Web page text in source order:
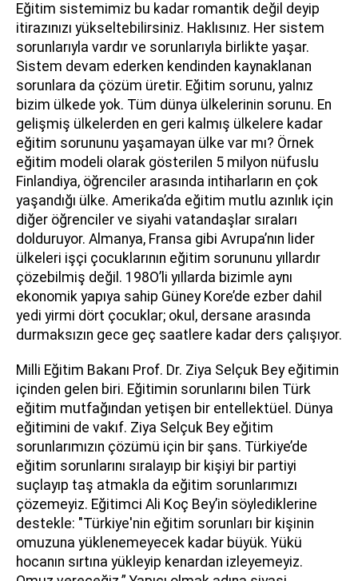
Eğitim sistemimiz bu kadar romantik değil deyip
itirazınızı yükseltebilirsiniz. Haklısınız. Her sistem
sorunlarıyla vardır ve sorunlarıyla birlikte yaşar.
Sistem devam ederken kendinden kaynaklanan
sorunlara da çözüm üretir. Eğitim sorunu, yalnız
bizim ülkede yok. Tüm dünya ülkelerinin sorunu. En
gelişmiş ülkelerden en geri kalmış ülkelere kadar
eğitim sorununu yaşamayan ülke var mı? Örnek
eğitim modeli olarak gösterilen 5 milyon nüfuslu
Finlandiya, öğrenciler arasında intiharların en çok
yaşandığı ülke. Amerika’da eğitim mutlu azınlık için
diğer öğrenciler ve siyahi vatandaşlar sıraları
dolduruyor. Almanya, Fransa gibi Avrupa’nın lider
ülkeleri işçi çocuklarının eğitim sorununu yıllardır
çözebilmiş değil. 198O’li yıllarda bizimle aynı
ekonomik yapıya sahip Güney Kore’de ezber dahil
yedi yirmi dört çocuklar; okul, dersane arasında
durmaksızın gece geç saatlere kadar ders çalışıyor.
Milli Eğitim Bakanı Prof. Dr. Ziya Selçuk Bey eğitimin
içinden gelen biri. Eğitimin sorunlarını bilen Türk
eğitim mutfağından yetişen bir entellektüel. Dünya
eğitimini de vakıf. Ziya Selçuk Bey eğitim
sorunlarımızın çözümü için bir şans. Türkiye’de
eğitim sorunlarını sıralayıp bir kişiyi bir partiyi
suçlayıp taş atmakla da eğitim sorunlarımızı
çözemeyiz. Eğitimci Ali Koç Bey’in söylediklerine
destekle: "Türkiye'nin eğitim sorunları bir kişinin
omuzuna yüklenemeyecek kadar büyük. Yükü
hocanın sırtına yükleyip kenardan izleyemeyiz.